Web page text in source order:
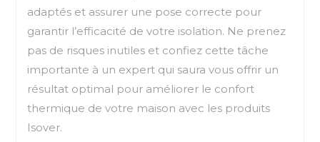
adaptés et assurer une pose correcte pour
garantir l’efficacité de votre isolation. Ne prenez
pas de risques inutiles et confiez cette tâche
importante à un expert qui saura vous offrir un
résultat optimal pour améliorer le confort
thermique de votre maison avec les produits
Isover.